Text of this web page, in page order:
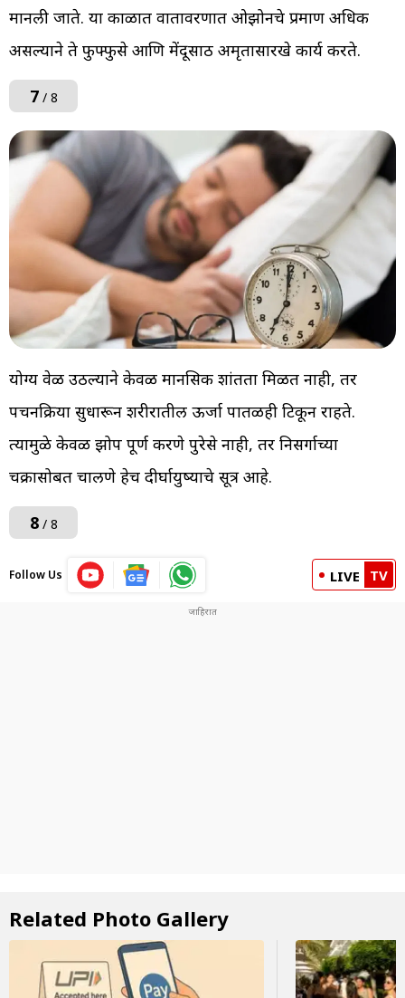
मानली जाते. या काळात वातावरणात ओझोनचे प्रमाण अधिक
असल्याने ते फुफ्फुसे आणि मेंदूसाठी अमृतासारखे कार्य करते.
7/ 8
योग्य वेळी उठल्याने केवळ मानसिक शांतता मिळत नाही, तर
पचनक्रिया सुधारून शरीरातील ऊर्जा पातळीही टिकून राहते.
त्यामुळे केवळ झोप पूर्ण करणे पुरेसे नाही, तर निसर्गाच्या
चक्रासोबत चालणे हेच दीर्घायुष्याचे सूत्र आहे.
8/ 8
Follow Us LIVE TV
Related Photo Gallery